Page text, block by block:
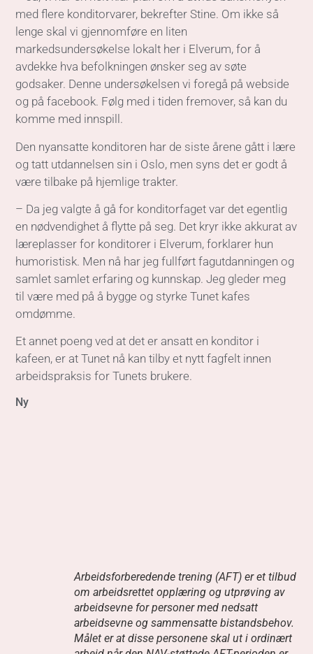
med flere konditorvarer, bekrefter Stine. Om ikke så
lenge skal vi gjennomføre en liten
markedsundersøkelse lokalt her i Elverum, for å
avdekke hva befolkningen ønsker seg av søte
godsaker. Denne undersøkelsen vi foregå på webside
og på facebook. Følg med i tiden fremover, så kan du
komme med innspill.
Den nyansatte konditoren har de siste årene gått i lære
og tatt utdannelsen sin i Oslo, men syns det er godt å
være tilbake på hjemlige trakter.
– Da jeg valgte å gå for konditorfaget var det egentlig
en nødvendighet å flytte på seg. Det kryr ikke akkurat av
læreplasser for konditorer i Elverum, forklarer hun
humoristisk. Men nå har jeg fullført fagutdanningen og
samlet samlet erfaring og kunnskap. Jeg gleder meg
til være med på å bygge og styrke Tunet kafes
omdømme.
Et annet poeng ved at det er ansatt en konditor i
kafeen, er at Tunet nå kan tilby et nytt fagfelt innen
arbeidspraksis for Tunets brukere.
Ny
(arbeidsforberedende trening) den 1. september, og
har i skrivende stund drygt to uker «fartstid» i ny jobb.
– Jeg er opprinnelig utdannet barnehagelærer, og har
de siste 16 årene jobbet som pedagogisk leder i en
naturbarnehage. I naturbarnehagen er vi utendørs stort